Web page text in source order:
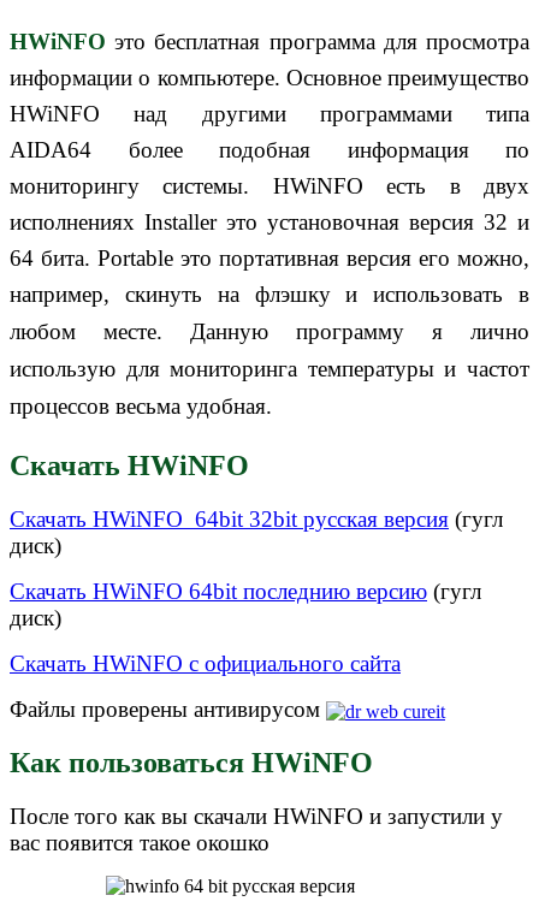
HWiNFO это бесплатная программа для просмотра
информации о компьютере. Основное преимущество
HWiNFO над другими программами типа
AIDA64 более подобная информация по
мониторингу системы. HWiNFO есть в двух
исполнениях Installer это установочная версия 32 и
64 бита. Portable это портативная версия его можно,
например, скинуть на флэшку и использовать в
любом месте. Данную программу я лично
использую для мониторинга температуры и частот
процессов весьма удобная.
Скачать HWiNFO
Скачать HWiNFO 64bit 32bit русская версия (гугл
диск)
Скачать HWiNFO 64bit последнию версию (гугл
диск)
Скачать HWiNFO с официального сайта
Файлы проверены антивирусом
Как пользоваться HWiNFO
После того как вы скачали HWiNFO и запустили у
вас появится такое окошко